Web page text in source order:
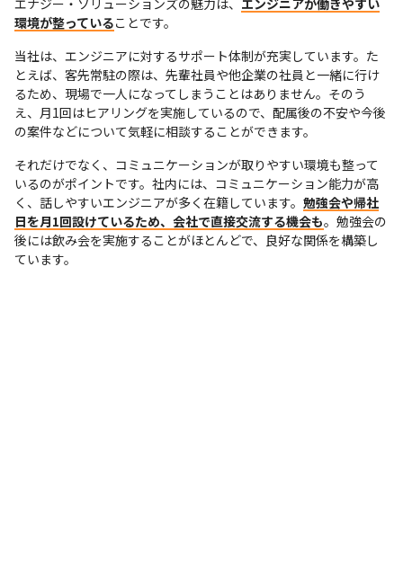
環境が整っていることです。
当社は、エンジニアに対するサポート体制が充実しています。た
とえば、客先常駐の際は、先輩社員や他企業の社員と一緒に行け
るため、現場で一人になってしまうことはありません。そのう
え、月1回はヒアリングを実施しているので、配属後の不安や今後
の案件などについて気軽に相談することができます。
それだけでなく、コミュニケーションが取りやすい環境も整って
いるのがポイントです。社内には、コミュニケーション能力が高
く、話しやすいエンジニアが多く在籍しています。 勉強会や帰社
日を月1回設けているため、会社で直接交流する機会も。勉強会の
後には飲み会を実施することがほとんどで、良好な関係を構築し
ています。